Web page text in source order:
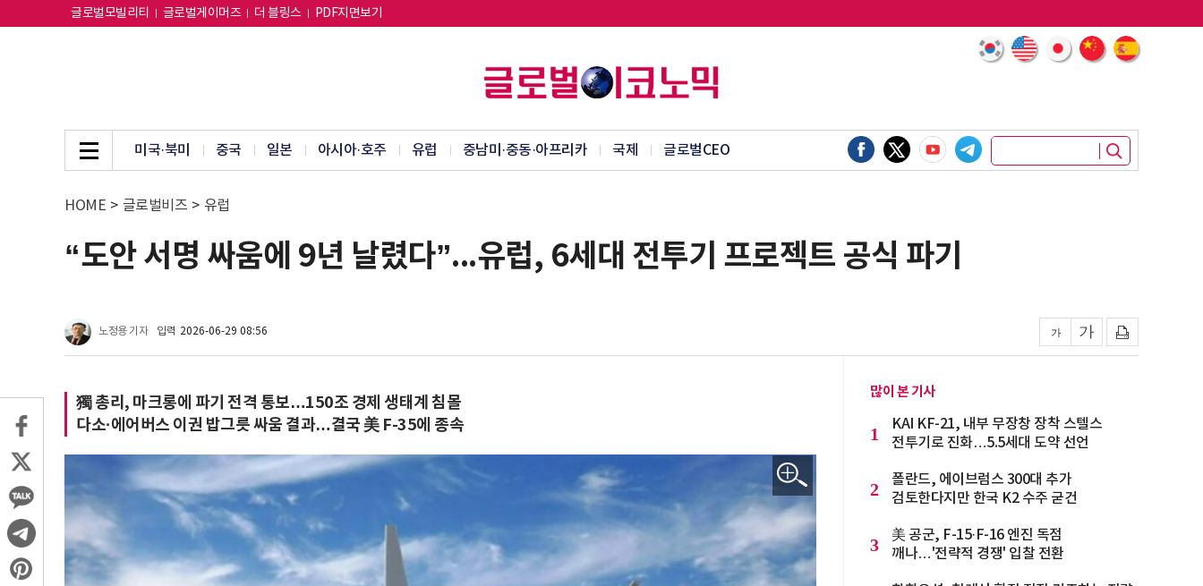
글로벌모빌리티 글로벌게이머즈 더 블링스 PDF지면보기
미국·북미 중국 일본 아시아·호주 유럽 중남미·중동·아프리카 국제 글로벌CEO
HOME > 글로벌비즈 > 유럽
“도안 서명 싸움에 9년 날렸다”...유럽, 6세대 전투기 프로젝트 공식 파기
노정용 기자 입력 2026-06-29 08:56
獨 총리, 마크롱에 파기 전격 통보…150조 경제 생태계 침몰
다소·에어버스 이권 밥그릇 싸움 결과…결국 美 F-35에 종속
많이 본 기사
1
KAI KF-21, 내부 무장창 장착 스텔스
전투기로 진화…5.5세대 도약 선언
2
폴란드, 에이브럼스 300대 추가
검토한다지만 한국 K2 수주 굳건
3
美 공군, F-15·F-16 엔진 독점
깨나…'전략적 경쟁' 입찰 전환